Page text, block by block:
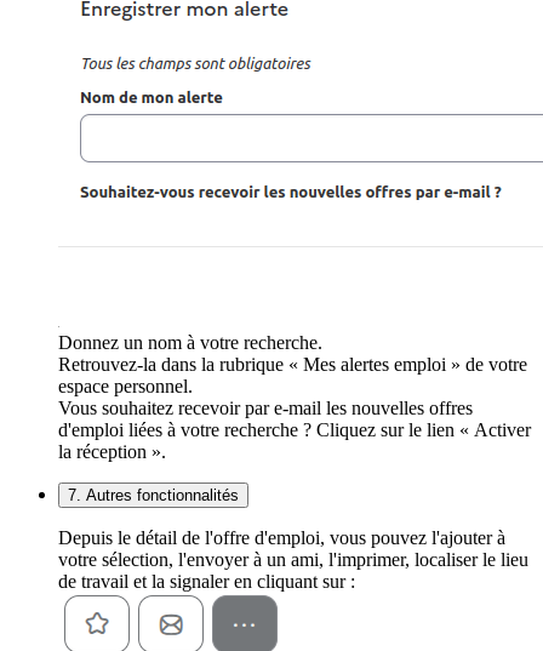
Donnez un nom à votre recherche.
Retrouvez-la dans la rubrique « Mes alertes emploi » de votre
espace personnel.
Vous souhaitez recevoir par e-mail les nouvelles offres
d'emploi liées à votre recherche ? Cliquez sur le lien « Activer
la réception ».
7. Autres fonctionnalités
Depuis le détail de l'offre d'emploi, vous pouvez l'ajouter à
votre sélection, l'envoyer à un ami, l'imprimer, localiser le lieu
de travail et la signaler en cliquant sur :